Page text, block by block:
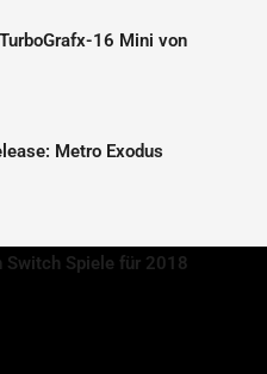
16 Mini von
Metro Exodus
Switch Spiele für 2018